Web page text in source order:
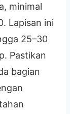
minimal
Lapisan ini
25–30
Pastikan
bagian